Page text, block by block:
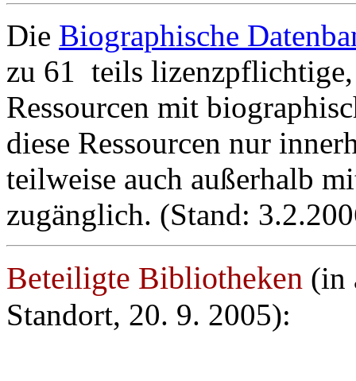
Die Biographische
zu 61 teils
Ressourcen mit
diese Ressourcen nur
teilweise auch außerhalb
zugänglich. (Stand:
Beteiligte Bibliotheken (in
Standort, 20. 9. 2005):